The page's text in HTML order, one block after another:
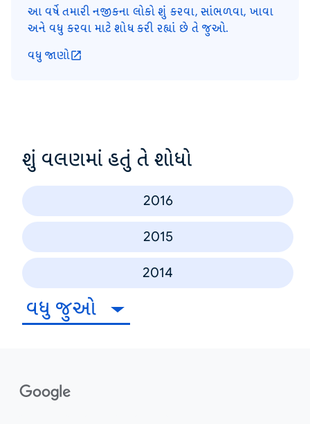
આ વર્ષે તમારી નજીકના લોકો શું કરવા, સાંભળવા, ખાવા
અને વધુ કરવા માટે શોધ કરી રહ્યાં છે તે જુઓ.
વધુ જાણો
શું વલણમાં હતું તે શોધો
2016
2015
2014
વધુ જુઓ